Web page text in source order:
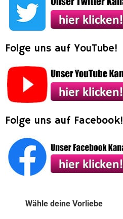
Folge uns auf YouTube!
Folge uns auf Facebook!
Wähle deine Vorliebe